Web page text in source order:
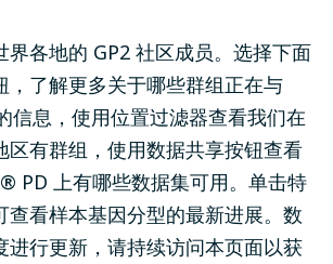
界各地的 GP2 社区成员。选择下面
，了解更多关于哪些群组正在与
信息，使用位置过滤器查看我们在
区有群组，使用数据共享按钮查看
PD 上有哪些数据集可用。单击特
查看样本基因分型的最新进展。数
进行更新，请持续访问本页面以获